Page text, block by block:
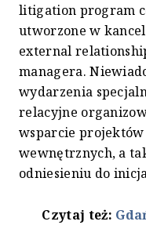
litigation program
utworzone w
external
managera.
wydarzenia
relacyjne
wsparcie
wewnętrznych, a
odniesieniu do
Czytaj też: